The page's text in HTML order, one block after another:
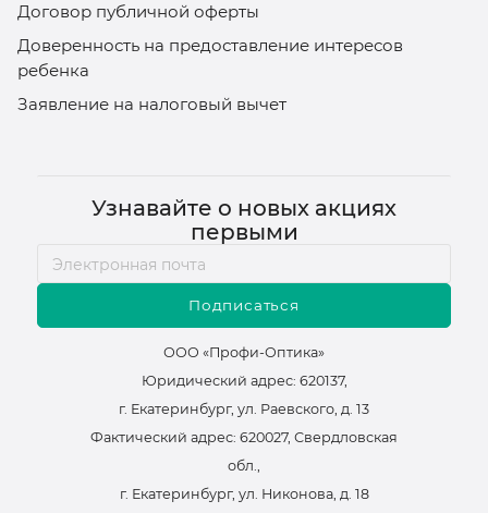
Договор публичной оферты
Доверенность на предоставление интересов
ребенка
Заявление на налоговый вычет
Узнавайте о новых акциях
первыми
Подписаться
ООО «Профи-Оптика»
Юридический адрес: 620137,
г. Екатеринбург, ул. Раевского, д. 13
Фактический адрес: 620027, Свердловская
обл.,
г. Екатеринбург, ул. Никонова, д. 18